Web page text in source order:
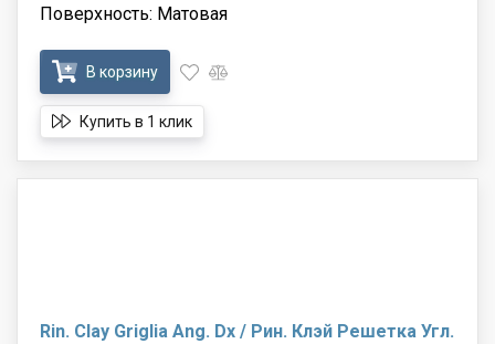
Поверхность: Матовая
В корзину
Купить в 1 клик
Rin. Clay Griglia Ang. Dx / Рин. Клэй Решетка Угл.